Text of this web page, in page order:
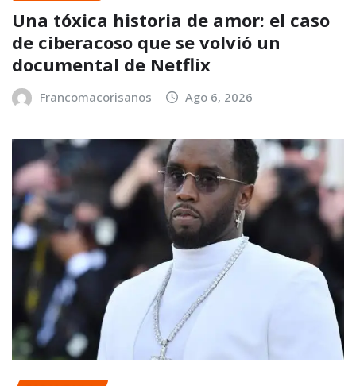
Una tóxica historia de amor: el caso
de ciberacoso que se volvió un
documental de Netflix
Francomacorisanos Ago 6, 2026